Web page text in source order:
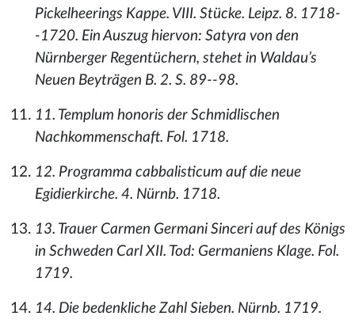
Pickelheerings Kappe. VIII. Stücke. Leipz. 8. 1718-
-1720. Ein Auszug hiervon: Satyra von den
Nürnberger Regentüchern, stehet in Waldau’s
Neuen Beyträgen B. 2. S. 89--98.
11. Templum honoris der Schmidlischen
Nachkommenschaft. Fol. 1718.
12. Programma cabbalisticum auf die neue
Egidierkirche. 4. Nürnb. 1718.
13. Trauer Carmen Germani Sinceri auf des Königs
in Schweden Carl XII. Tod: Germaniens Klage. Fol.
1719.
14. Die bedenkliche Zahl Sieben. Nürnb. 1719.